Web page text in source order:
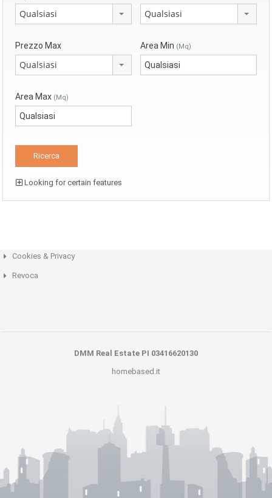
Qualsiasi Qualsiasi
Prezzo Max
Qualsiasi
Area Min (Mq)
Area Max (Mq)
Looking for certain features
Cookies & Privacy
Revoca
DMM Real Estate PI 03416620130
homebased.it